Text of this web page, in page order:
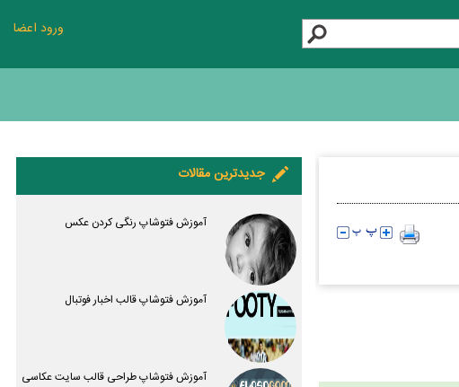
ورود اعضا
جدیدترین مقالات
آموزش فتوشاپ رنگی کردن عکس
آموزش فتوشاپ قالب اخبار فوتبال
آموزش فتوشاپ طراحی قالب سایت عکاسی